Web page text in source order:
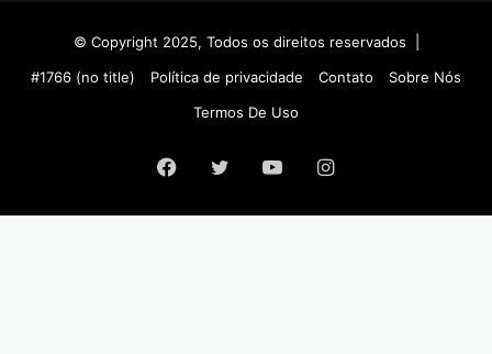
© Copyright 2025, Todos os direitos reservados |
#1766 (no title)
Política de privacidade Contato
Sobre Nós
Termos De Uso
Facebook
Twitter YouTubeInstagram